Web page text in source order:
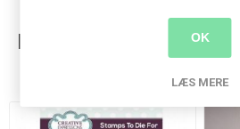
Kunder der har købt
OK
LÆS MERE